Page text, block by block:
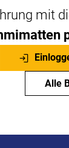
mit
Alle